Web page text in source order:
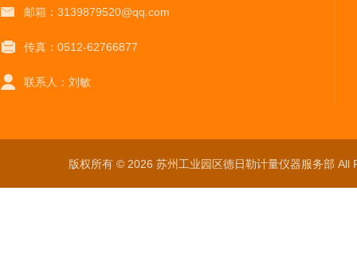
邮箱：3139879520@qq.com
传真：0512-62766877
联系人：刘敏
版权所有 © 2026 苏州工业园区德日勒计量仪器服务部